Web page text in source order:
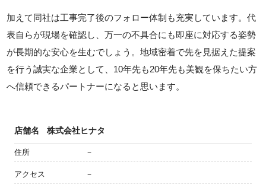
加えて同社は工事完了後のフォロー体制も充実しています。代
表自らが現場を確認し、万一の不具合にも即座に対応する姿勢
が長期的な安心を生むでしょう。地域密着で先を見据えた提案
を行う誠実な企業として、10年先も20年先も美観を保ちたい方
へ信頼できるパートナーになると思います。
店舗名 株式会社ヒナタ
住所 －
アクセス －